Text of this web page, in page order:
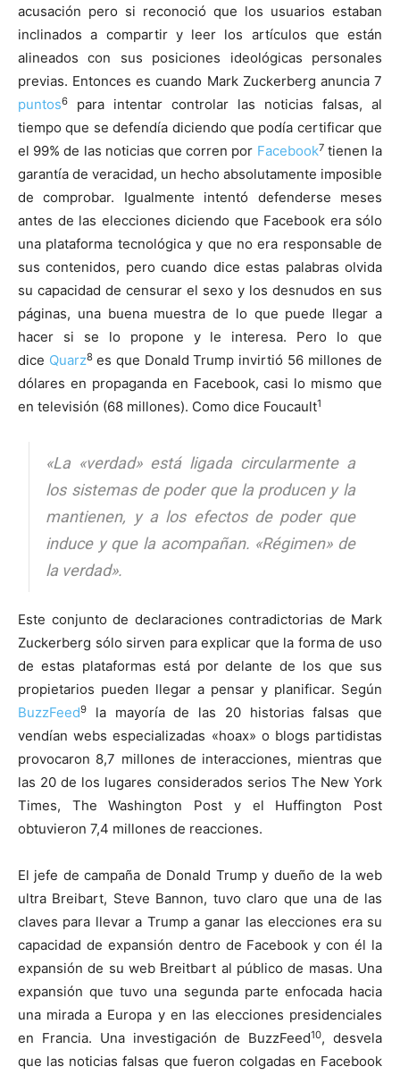
acusación pero si reconoció que los usuarios estaban
inclinados a compartir y leer los artículos que están
alineados con sus posiciones ideológicas personales
previas. Entonces es cuando Mark Zuckerberg anuncia 7
puntos6
para intentar controlar las noticias falsas, al
tiempo que se defendía diciendo que podía certificar que
el 99% de las noticias que corren por Facebook7tienen la
garantía de veracidad, un hecho absolutamente imposible
de comprobar. Igualmente intentó defenderse meses
antes de las elecciones diciendo que Facebook era sólo
una plataforma tecnológica y que no era responsable de
sus contenidos, pero cuando dice estas palabras olvida
su capacidad de censurar el sexo y los desnudos en sus
páginas, una buena muestra de lo que puede llegar a
hacer si se lo propone y le interesa. Pero lo que
dice Quarz8 es que Donald Trump invirtió 56 millones de
dólares en propaganda en Facebook, casi lo mismo que
en televisión (68 millones). Como dice Foucault1
«La «verdad» está ligada circularmente a
los sistemas de poder que la producen y la
mantienen, y a los efectos de poder que
induce y que la acompañan. «Régimen» de
la verdad».
Este conjunto de declaraciones contradictorias de Mark
Zuckerberg sólo sirven para explicar que la forma de uso
de estas plataformas está por delante de los que sus
propietarios pueden llegar a pensar y planificar. Según
BuzzFeed9
la mayoría de las 20 historias falsas que
vendían webs especializadas «hoax» o blogs partidistas
provocaron 8,7 millones de interacciones, mientras que
las 20 de los lugares considerados serios The New York
Times, The Washington Post y el Huffington Post
obtuvieron 7,4 millones de reacciones.
El jefe de campaña de Donald Trump y dueño de la web
ultra Breibart, Steve Bannon, tuvo claro que una de las
claves para llevar a Trump a ganar las elecciones era su
capacidad de expansión dentro de Facebook y con él la
expansión de su web Breitbart al público de masas. Una
expansión que tuvo una segunda parte enfocada hacia
una mirada a Europa y en las elecciones presidenciales
en Francia. Una investigación de BuzzFeed10, desvela
que las noticias falsas que fueron colgadas en Facebook